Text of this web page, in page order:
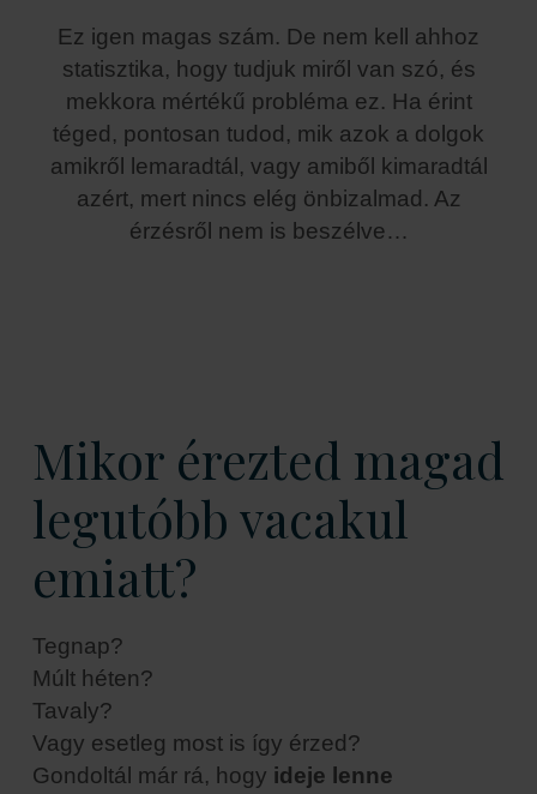
Ez igen magas szám. De nem kell ahhoz
statisztika, hogy tudjuk miről van szó, és
mekkora mértékű probléma ez. Ha érint
téged, pontosan tudod, mik azok a dolgok
amikről lemaradtál, vagy amiből kimaradtál
azért, mert nincs elég önbizalmad. Az
érzésről nem is beszélve…
Mikor érezted magad
legutóbb vacakul
emiatt?
Tegnap?
Múlt héten?
Tavaly?
Vagy esetleg most is így érzed?
Gondoltál már rá, hogy ideje lenne